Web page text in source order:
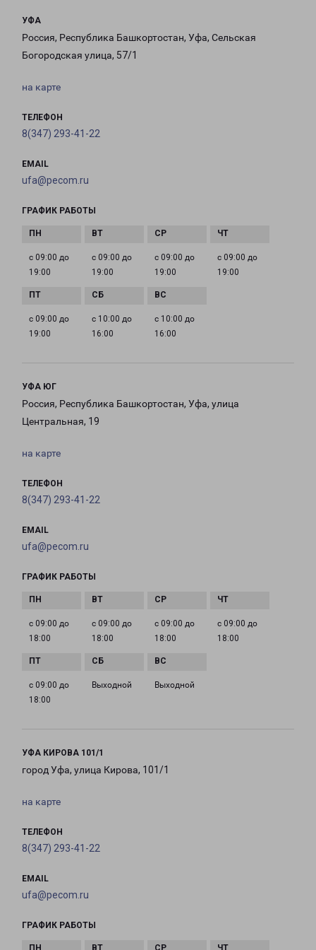
УФА
Россия, Республика Башкортостан, Уфа, Сельская
Богородская улица, 57/1
на карте
ТЕЛЕФОН
8(347) 293-41-22
EMAIL
ufa@pecom.ru
ГРАФИК РАБОТЫ
с 09:00 до
19:00
с 09:00 до
19:00
с 09:00 до
19:00
с 09:00 до
19:00
с 09:00 до
19:00
с 10:00 до
16:00
с 10:00 до
16:00
УФА ЮГ
Россия, Республика Башкортостан, Уфа, улица
Центральная, 19
на карте
ТЕЛЕФОН
8(347) 293-41-22
EMAIL
ufa@pecom.ru
ГРАФИК РАБОТЫ
с 09:00 до
18:00
с 09:00 до
18:00
с 09:00 до
18:00
с 09:00 до
18:00
с 09:00 до
18:00
Выходной Выходной
УФА КИРОВА 101/1
город Уфа, улица Кирова, 101/1
на карте
ТЕЛЕФОН
8(347) 293-41-22
EMAIL
ufa@pecom.ru
ГРАФИК РАБОТЫ